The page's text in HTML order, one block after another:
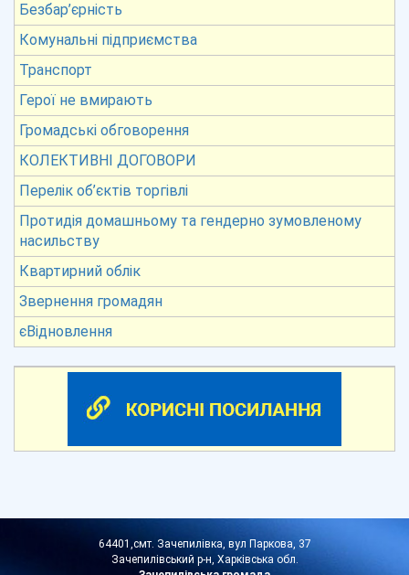
Безбар’єрність
Комунальні підприємства
Транспорт
Герої не вмирають
Громадські обговорення
КОЛЕКТИВНІ ДОГОВОРИ
Перелік об’єктів торгівлі
Протидія домашньому та гендерно зумовленому
насильству
Квартирний облік
Звернення громадян
єВідновлення
64401,смт. Зачепилівка, вул Паркова, 37
Зачепилівський р-н, Харківська обл.